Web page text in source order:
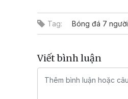
Tag: Bóng đá 7 người
Viết bình luận